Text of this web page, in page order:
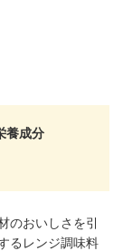
のおいしさを引
るレンジ調味料
養成分